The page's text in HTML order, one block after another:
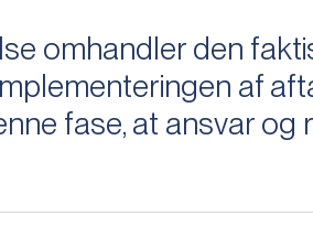
omhandler den
af
fase, at ansvar